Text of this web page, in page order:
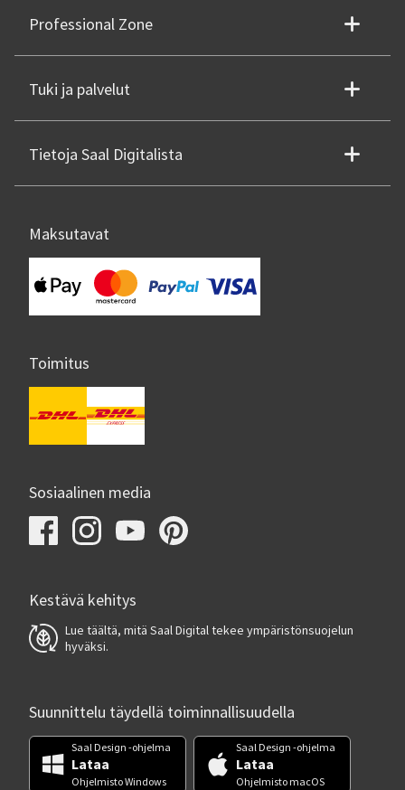
Professional Zone
Tuki ja palvelut
Tietoja Saal Digitalista
Maksutavat
Toimitus
Sosiaalinen media
Kestävä kehitys
Lue täältä, mitä Saal Digital tekee ympäristönsuojelun
hyväksi.
Suunnittelu täydellä toiminnallisuudella
Saal Design -ohjelma
Lataa
Ohjelmisto Windows
Saal Design -ohjelma
Lataa
Ohjelmisto macOS